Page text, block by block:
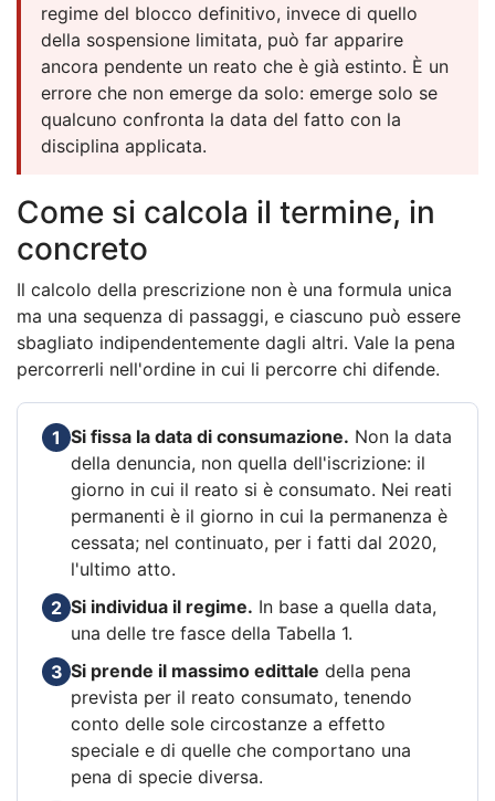
regime del blocco definitivo, invece di quello
della sospensione limitata, può far apparire
ancora pendente un reato che è già estinto. È un
errore che non emerge da solo: emerge solo se
qualcuno confronta la data del fatto con la
disciplina applicata.
Come si calcola il termine, in
concreto
Il calcolo della prescrizione non è una formula unica
ma una sequenza di passaggi, e ciascuno può essere
sbagliato indipendentemente dagli altri. Vale la pena
percorrerli nell'ordine in cui li percorre chi difende.
1 Si fissa la data di consumazione. Non la data
della denuncia, non quella dell'iscrizione: il
giorno in cui il reato si è consumato. Nei reati
permanenti è il giorno in cui la permanenza è
cessata; nel continuato, per i fatti dal 2020,
l'ultimo atto.
2 Si individua il regime. In base a quella data,
una delle tre fasce della Tabella 1.
3 Si prende il massimo edittale della pena
prevista per il reato consumato, tenendo
conto delle sole circostanze a effetto
speciale e di quelle che comportano una
pena di specie diversa.